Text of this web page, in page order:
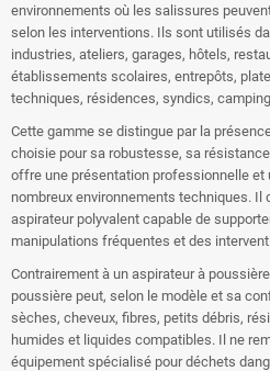
environnements où les salissures
selon les interventions. Ils sont utilisés
industries, ateliers, garages, hôtels,
établissements scolaires, entrepôts,
techniques, résidences, syndics,
Cette gamme se distingue par la
choisie pour sa robustesse, sa
offre une présentation professionnelle et
nombreux environnements techniques.
aspirateur polyvalent capable de
manipulations fréquentes et des
Contrairement à un aspirateur à
poussière peut, selon le modèle et sa
sèches, cheveux, fibres, petits débris,
humides et liquides compatibles. Il ne
équipement spécialisé pour déchets